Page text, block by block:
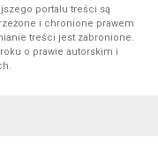
portalu treści są
i chronione prawem
treści jest zabronione.
o prawie autorskim i